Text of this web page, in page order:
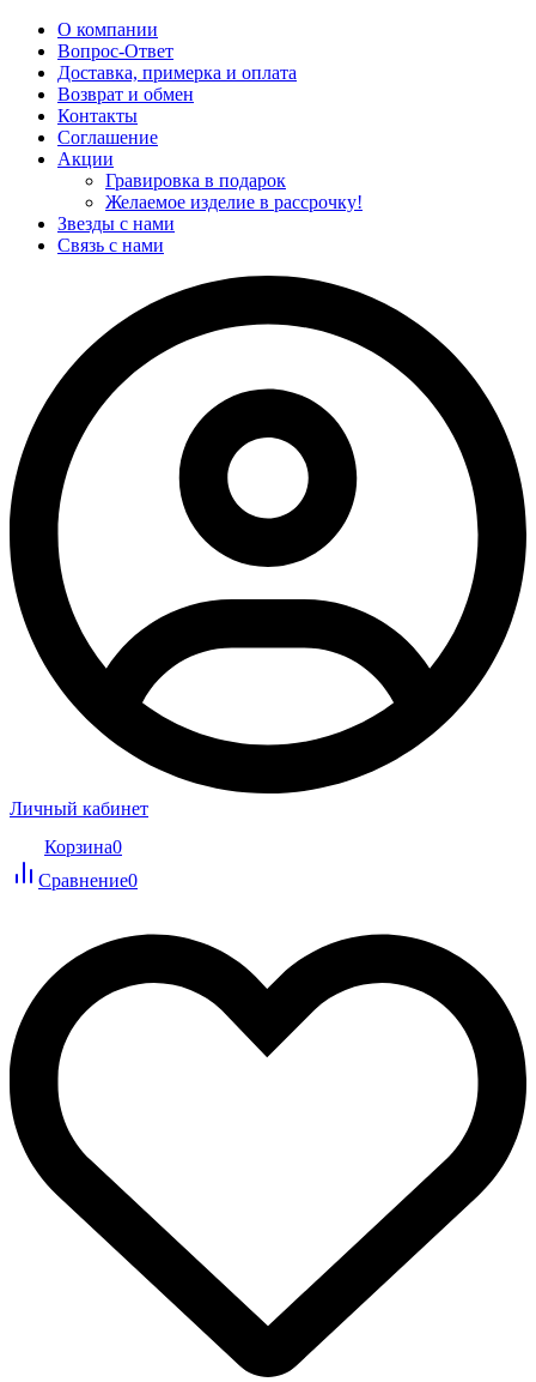
О компании
Вопрос-Ответ
Доставка, примерка и оплата
Возврат и обмен
Контакты
Соглашение
Акции
Гравировка в подарок
Желаемое изделие в рассрочку!
Звезды с нами
Связь с нами
Личный кабинет
Корзина0
Сравнение0